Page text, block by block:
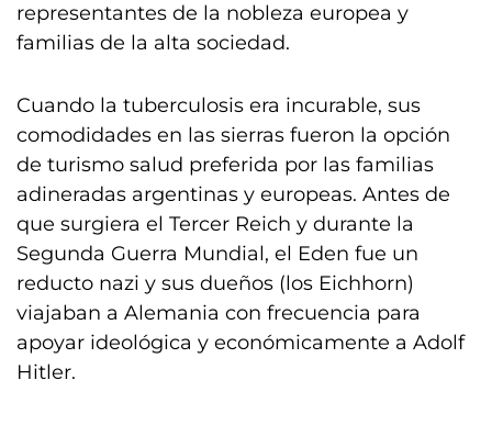
representantes de la nobleza europea y
familias de la alta sociedad.
Cuando la tuberculosis era incurable, sus
comodidades en las sierras fueron la opción
de turismo salud preferida por las familias
adineradas argentinas y europeas. Antes de
que surgiera el Tercer Reich y durante la
Segunda Guerra Mundial, el Eden fue un
reducto nazi y sus dueños (los Eichhorn)
viajaban a Alemania con frecuencia para
apoyar ideológica y económicamente a Adolf
Hitler.